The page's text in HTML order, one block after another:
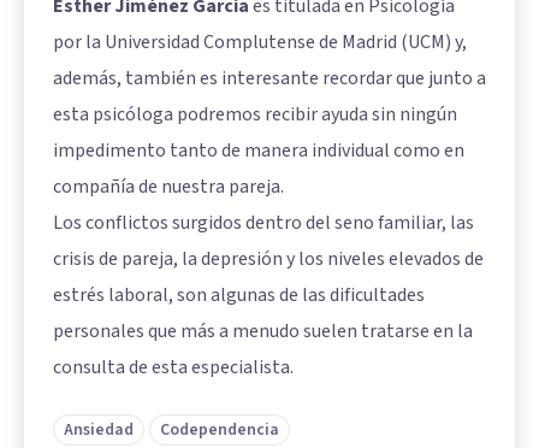
Esther Jiménez Garcíaes titulada en Psicología
por la Universidad Complutense de Madrid (UCM) y,
además, también es interesante recordar que junto a
esta psicóloga podremos recibir ayuda sin ningún
impedimento tanto de manera individual como en
compañía de nuestra pareja.
Los conflictos surgidos dentro del seno familiar, las
crisis de pareja, la depresión y los niveles elevados de
estrés laboral, son algunas de las dificultades
personales que más a menudo suelen tratarse en la
consulta de esta especialista.
Ansiedad
Codependencia